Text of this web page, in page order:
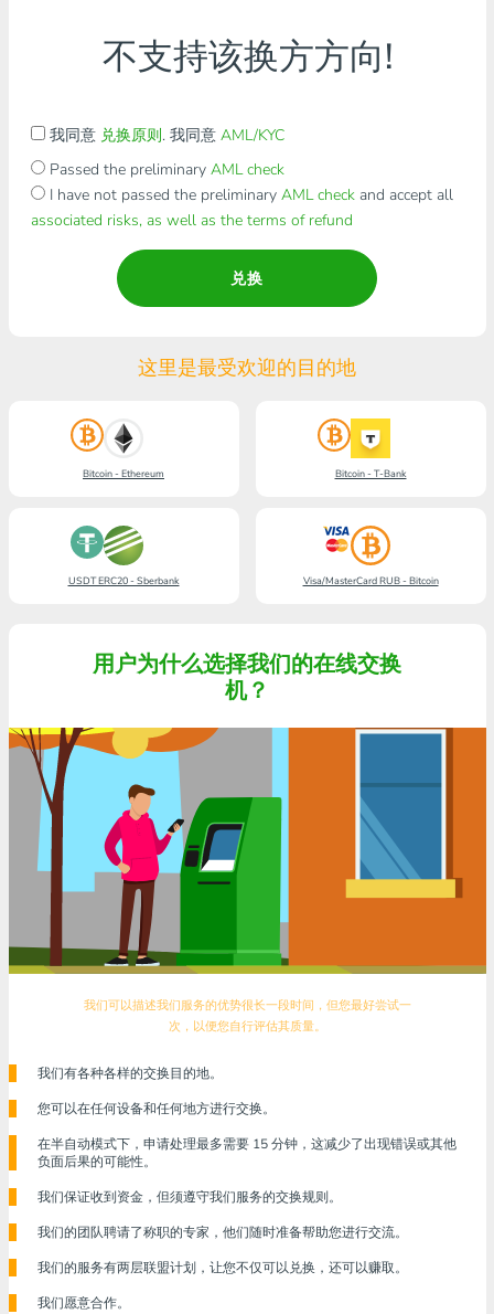
不支持该换方方向!
我同意 兑换原则. 我同意 AML/KYC
Passed the preliminary AML check
I have not passed the preliminary AML checkand accept all
associated risks, as well as the terms of refund
兑换
这里是最受欢迎的目的地
Bitcoin - Ethereum Bitcoin - T-Bank
USDT ERC20 - Sberbank Visa/MasterCard RUB - Bitcoin
用户为什么选择我们的在线交换
机？
我们可以描述我们服务的优势很长一段时间，但您最好尝试一
次，以便您自行评估其质量。
我们有各种各样的交换目的地。
您可以在任何设备和任何地方进行交换。
在半自动模式下，申请处理最多需要 15 分钟，这减少了出现错误或其他
负面后果的可能性。
我们保证收到资金，但须遵守我们服务的交换规则。
我们的团队聘请了称职的专家，他们随时准备帮助您进行交流。
我们的服务有两层联盟计划，让您不仅可以兑换，还可以赚取。
我们愿意合作。